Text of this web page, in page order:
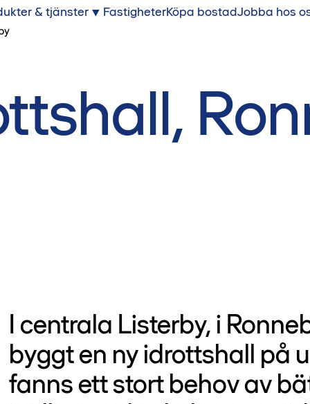
& tjänster FastigheterKöpa bostadJobba hos
I centrala Listerby, i
byggt en ny idrottshall på
fanns ett stort behov av